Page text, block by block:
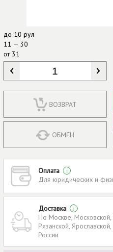
до 10 рул
11 — 30
от31
КОЛИЧЕСТВО
ВОЗВРАТ
ОБМЕН
Оплата
i
Для юридических и
Доставка
i
По Москве, Московской,
Рязанской,
России